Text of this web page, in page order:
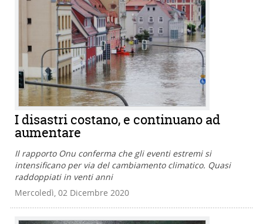
I disastri costano, e continuano ad
aumentare
Il rapporto Onu conferma che gli eventi estremi si
intensificano per via del cambiamento climatico. Quasi
raddoppiati in venti anni
Mercoledì, 02 Dicembre 2020